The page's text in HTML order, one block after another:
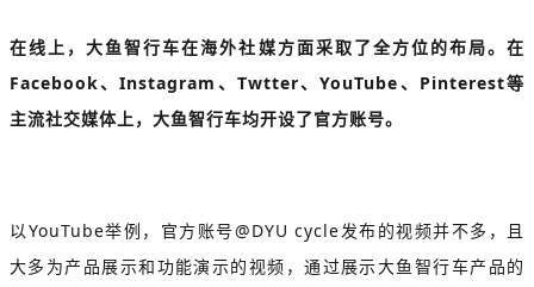
在线上，大鱼智行车在海外社媒方面采取了全方位的布局。在
Facebook、Instagram、Twtter、YouTube、Pinterest等
主流社交媒体上，大鱼智行车均开设了官方账号。
以YouTube举例，官方账号@DYU cycle发布的视频并不多，且
大多为产品展示和功能演示的视频，通过展示大鱼智行车产品的